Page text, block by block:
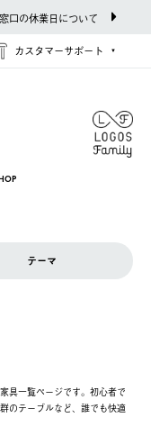
口の休業日について
カスタマーサポート
テーマ
具一覧ページです。初心者で
のテーブルなど、誰でも快適